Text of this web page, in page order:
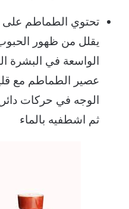
تحتوي الطماطم
يقلل من ظهور
الواسعة في البشرة
عصير الطماطم مع
الوجه في حركات
ثم اشطفيه بالماء